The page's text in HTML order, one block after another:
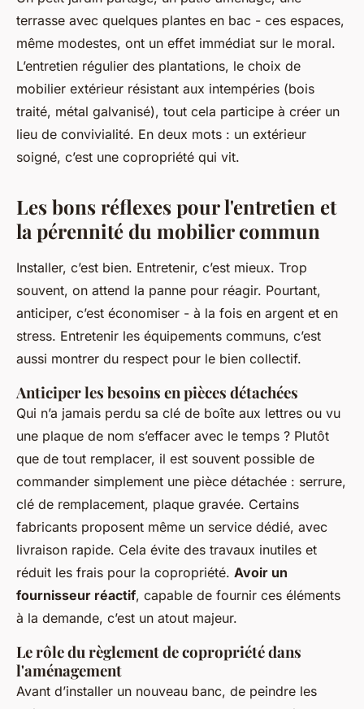
terrasse avec quelques plantes en bac - ces espaces,
même modestes, ont un effet immédiat sur le moral.
L’entretien régulier des plantations, le choix de
mobilier extérieur résistant aux intempéries (bois
traité, métal galvanisé), tout cela participe à créer un
lieu de convivialité. En deux mots : un extérieur
soigné, c’est une copropriété qui vit.
Les bons réflexes pour l'entretien et
la pérennité du mobilier commun
Installer, c’est bien. Entretenir, c’est mieux. Trop
souvent, on attend la panne pour réagir. Pourtant,
anticiper, c’est économiser - à la fois en argent et en
stress. Entretenir les équipements communs, c’est
aussi montrer du respect pour le bien collectif.
Anticiper les besoins en pièces détachées
Qui n’a jamais perdu sa clé de boîte aux lettres ou vu
une plaque de nom s’effacer avec le temps ? Plutôt
que de tout remplacer, il est souvent possible de
commander simplement une pièce détachée : serrure,
clé de remplacement, plaque gravée. Certains
fabricants proposent même un service dédié, avec
livraison rapide. Cela évite des travaux inutiles et
réduit les frais pour la copropriété. Avoir un
fournisseur réactif, capable de fournir ces éléments
à la demande, c’est un atout majeur.
Le rôle du règlement de copropriété dans
l'aménagement
Avant d’installer un nouveau banc, de peindre les